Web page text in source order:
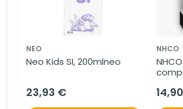
NEO
Neo Kids SI, 200mlneo
23,93 €
NHCO